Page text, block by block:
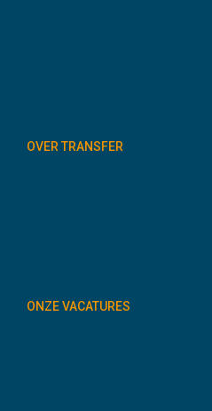
OVER TRANSFER
ONZE VACATURES